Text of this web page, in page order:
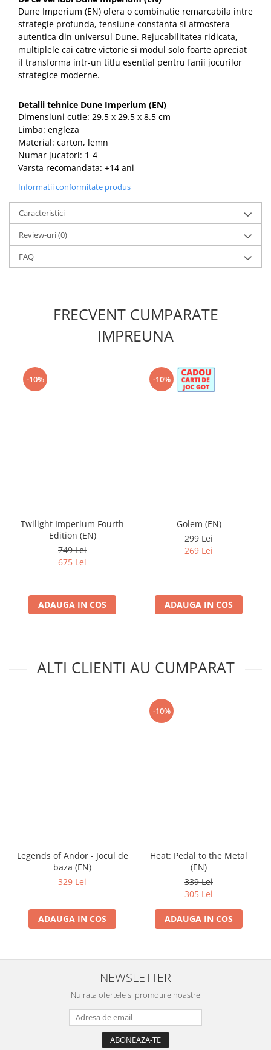
Dune Imperium (EN) ofera o combinatie remarcabila intre
strategie profunda, tensiune constanta si atmosfera
autentica din universul Dune. Rejucabilitatea ridicata,
multiplele cai catre victorie si modul solo foarte apreciat
il transforma intr-un titlu esential pentru fanii jocurilor
strategice moderne.
Detalii tehnice Dune Imperium (EN)
Dimensiuni cutie: 29.5 x 29.5 x 8.5 cm
Limba: engleza
Material: carton, lemn
Numar jucatori: 1-4
Varsta recomandata: +14 ani
Informatii conformitate produs
Caracteristici
Review-uri(0)
FAQ
FRECVENT CUMPARATE
IMPREUNA
-10%
Twilight Imperium Fourth
Edition (EN)
749 Lei
675 Lei
ADAUGA IN COS
-10%
Golem (EN)
299 Lei
269 Lei
ADAUGA IN COS
ALTI CLIENTI AU CUMPARAT
Legends of Andor - Jocul de
baza (EN)
329 Lei
ADAUGA IN COS
-10%
Heat: Pedal to the Metal
(EN)
339 Lei
305 Lei
ADAUGA IN COS
NEWSLETTER
Nu rata ofertele si promotiile noastre